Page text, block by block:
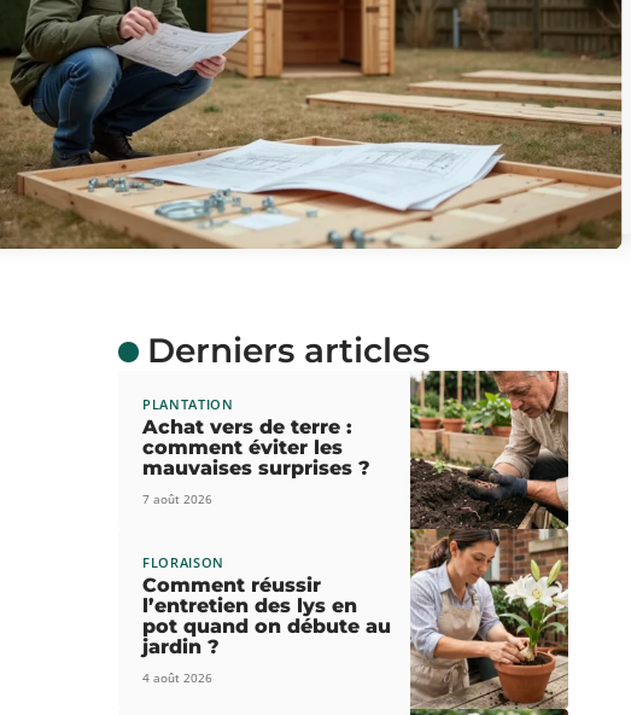
Derniers articles
PLANTATION
Achat vers de terre :
comment éviter les
mauvaises surprises ?
7 août 2026
FLORAISON
Comment réussir
l’entretien des lys en
pot quand on débute au
jardin ?
4 août 2026